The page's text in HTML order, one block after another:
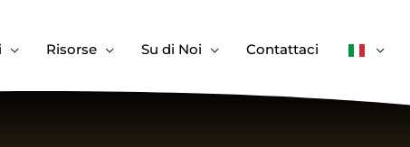
Risorse Su di Noi Contattaci